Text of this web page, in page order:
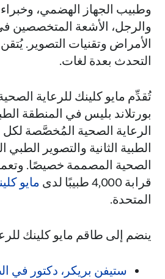
وطبيب الجهاز الهضمي،
والرجل، الأشعة المتخصصين
الأمراض وتقنيات التصوير.
التحدث بعدة لغات.
بورتلاند بليس في المنطقة
الرعاية الصحية المُخصَّصة
الطبية الثانية والتصوير الطبي
الصحية المصممة خصيصًا.
قرابة 4,000 طبيبًا لدى
مايو
المتحدة.
ينضم إلى طاقم مايو كلينك
ستيفن بريكر، دكتور في